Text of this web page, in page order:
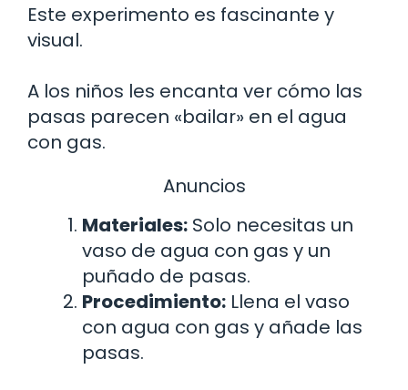
Este experimento es fascinante y
visual.
A los niños les encanta ver cómo las
pasas parecen «bailar» en el agua
con gas.
Anuncios
Materiales: Solo necesitas un
vaso de agua con gas y un
puñado de pasas.
Procedimiento: Llena el vaso
con agua con gas y añade las
pasas.